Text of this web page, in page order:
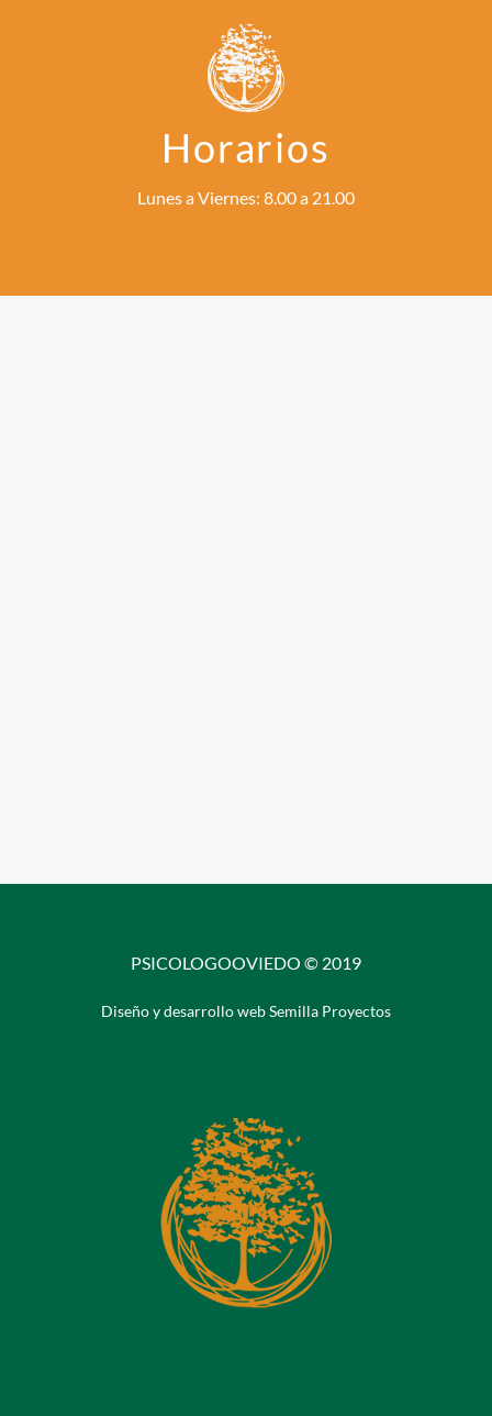
Horarios
Lunes a Viernes: 8.00 a 21.00
PSICOLOGOOVIEDO © 2019
Diseño y desarrollo web Semilla Proyectos